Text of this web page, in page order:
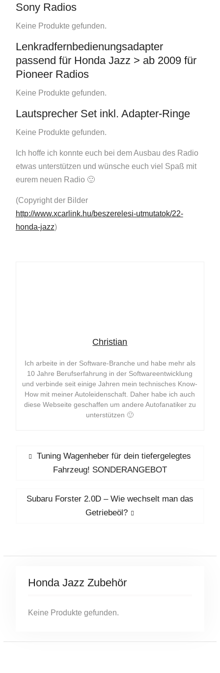
Sony Radios
Keine Produkte gefunden.
Lenkradfernbedienungsadapter
passend für Honda Jazz > ab 2009 für
Pioneer Radios
Keine Produkte gefunden.
Lautsprecher Set inkl. Adapter-Ringe
Keine Produkte gefunden.
Ich hoffe ich konnte euch bei dem Ausbau des Radio
etwas unterstützen und wünsche euch viel Spaß mit
eurem neuen Radio 🙂
(Copyright der Bilder
http://www.xcarlink.hu/beszerelesi-utmutatok/22-
honda-jazz)
Christian
Ich arbeite in der Software-Branche und habe mehr als
10 Jahre Berufserfahrung in der Softwareentwicklung
und verbinde seit einige Jahren mein technisches Know-
How mit meiner Autoleidenschaft. Daher habe ich auch
diese Webseite geschaffen um andere Autofanatiker zu
unterstützen 🙂
Beitragsnavigation
Previous
Tuning Wagenheber für dein tiefergelegtes
Fahrzeug! SONDERANGEBOT
Next
Subaru Forster 2.0D – Wie wechselt man das
Getriebeöl?
Honda Jazz Zubehör
Keine Produkte gefunden.